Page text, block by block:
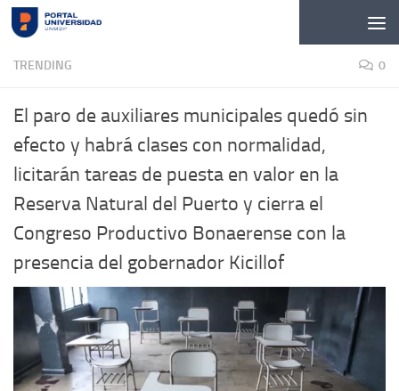
Skip to content
TRENDING 0
El paro de auxiliares municipales quedó sin
efecto y habrá clases con normalidad,
licitarán tareas de puesta en valor en la
Reserva Natural del Puerto y cierra el
Congreso Productivo Bonaerense con la
presencia del gobernador Kicillof